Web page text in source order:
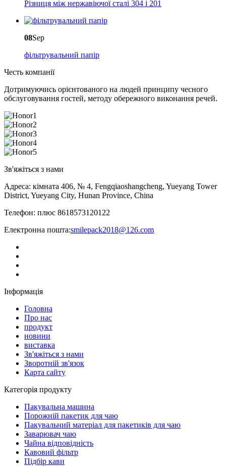
Різниця між нержавіючої сталі 304 і 201
08Sep
фільтрувальний папір
Честь компанії
Дотримуючись орієнтованого на людей принципу чесного
обслуговування гостей, методу обережного виконання речей.
Зв'яжіться з нами
Адреса: кімната 406, № 4, Fengqiaoshangcheng, Yueyang Tower
District, Yueyang City, Hunan Province, China
Телефон: плюс 8618573120122
Електронна пошта:smilepack2018@126.com
Інформація
Головна
Про нас
продукт
новини
виставка
Зв'яжіться з нами
Зворотній зв'язок
Карта сайту
Категорія продукту
Пакувальна машина
Порожній пакетик для чаю
Пакувальний матеріал для пакетиків для чаю
Заварювач чаю
Чайна відповідність
Кавовий фільтр
Підбір кави